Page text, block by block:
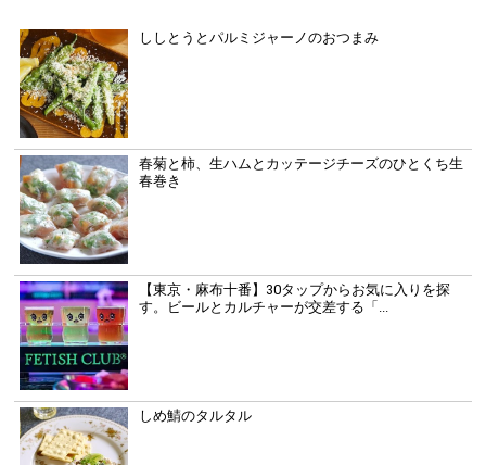
ししとうとパルミジャーノのおつまみ
春菊と柿、生ハムとカッテージチーズのひとくち生
春巻き
【東京・麻布十番】30タップからお気に入りを探
す。ビールとカルチャーが交差する「...
しめ鯖のタルタル